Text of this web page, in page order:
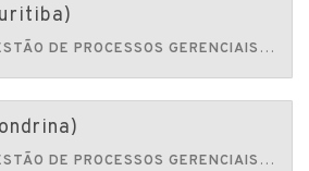
TECNOLOGIA EM GESTÃO DE PROCESSOS GERENCIAIS
TECNOLOGIA EM GESTÃO DE PROCESSOS GERENCIAIS